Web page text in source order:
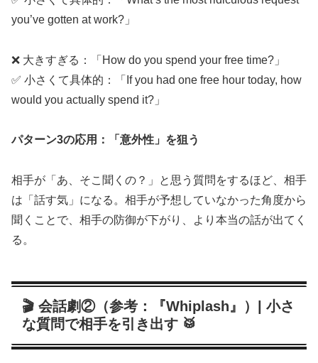
you’ve gotten at work?」
❌ 大きすぎる：「How do you spend your free time?」
✅ 小さくて具体的：「If you had one free hour today, how
would you actually spend it?」
パターン3の応用：「意外性」を狙う
相手が「あ、そこ聞くの？」と思う質問をするほど、相手
は「話す気」になる。相手が予想していなかった角度から
聞くことで、相手の防御が下がり、より本当の話が出てく
る。
🎬 会話劇②（参考：『Whiplash』）| 小さ
な質問で相手を引き出す 🥁